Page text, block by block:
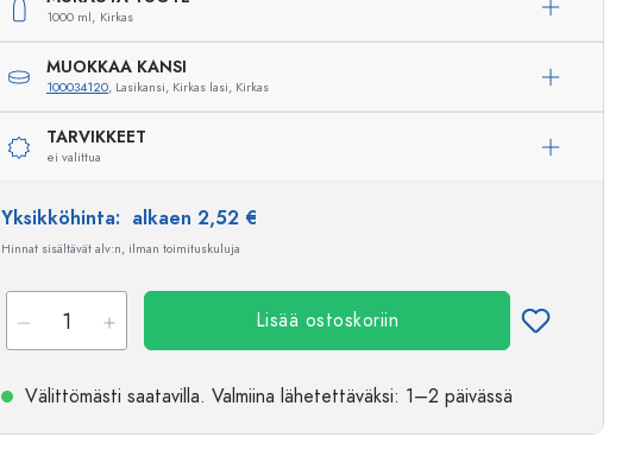
1000 ml, Kirkas
MUOKKAA KANSI
100034120, Lasikansi, Kirkas lasi, Kirkas
TARVIKKEET
ei valittua
Yksikköhinta: alkaen 2,52 €
Hinnat sisältävät alv:n, ilman toimituskuluja
Lisää ostoskoriin
Välittömästi saatavilla. Valmiina lähetettäväksi: 1–2 päivässä